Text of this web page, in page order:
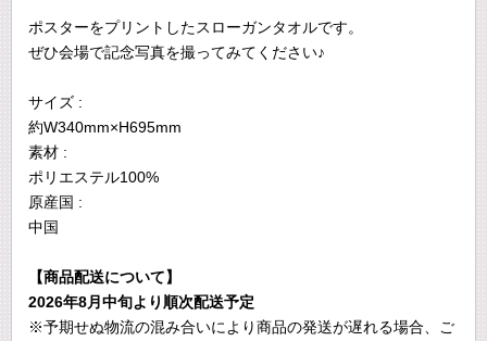
ポスターをプリントしたスローガンタオルです。
ぜひ会場で記念写真を撮ってみてください♪
サイズ :
約W340mm×H695mm
素材 :
ポリエステル100%
原産国 :
中国
【商品配送について】
2026年8月中旬より順次配送予定
※予期せぬ物流の混み合いにより商品の発送が遅れる場合、ご